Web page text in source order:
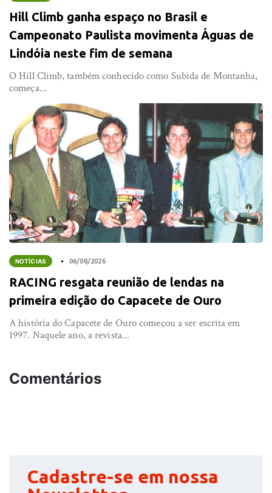
Hill Climb ganha espaço no Brasil e
Campeonato Paulista movimenta Águas de
Lindóia neste fim de semana
O Hill Climb, também conhecido como Subida de Montanha,
começa...
NOTÍCIAS 06/08/2026
RACING resgata reunião de lendas na
primeira edição do Capacete de Ouro
A história do Capacete de Ouro começou a ser escrita em
1997. Naquele ano, a revista...
Comentários
Cadastre-se em nossa